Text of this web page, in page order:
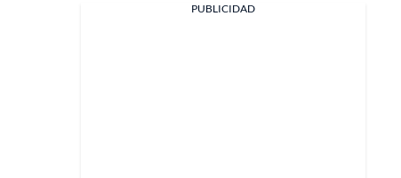
PUBLICIDAD